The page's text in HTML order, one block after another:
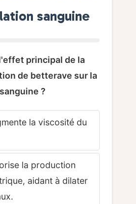
sanguine
principal de la
de betterave sur la
?
la viscosité du
la production
aidant à dilater